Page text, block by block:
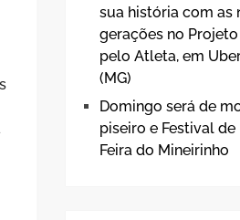
sua história com as
gerações no
pelo Atleta, em
(MG)
Domingo será de
piseiro e Festival de
Feira do Mineirinho